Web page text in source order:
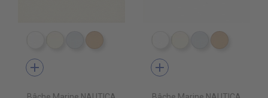
PE4210 BLANC
PE4220 CREME
PE4240 GRIS
PE4230 BEIGE
add
PE4210 BLANC
PE4220 CREME
PE4240 GRIS
PE4230
add